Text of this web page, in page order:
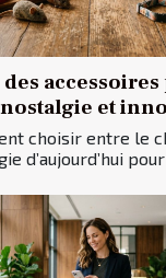
accessoires
et
choisir entre le
d’aujourd’hui